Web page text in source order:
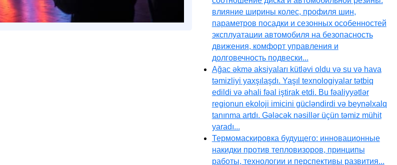
влияние ширины колес, профиля шин,
параметров посадки и сезонных особенностей
эксплуатации автомобиля на безопасность
движения, комфорт управления и
долговечность подвески...
Ağac əkmə aksiyaları kütləvi oldu və su və hava
təmizliyi yaxşılaşdı. Yaşıl texnologiyalar tətbiq
edildi və əhali fəal iştirak etdi. Bu fəaliyyətlər
regionun ekoloji imicini gücləndirdi və beynəlxalq
tanınma artdı. Gələcək nəsillər üçün təmiz mühit
yaradı...
Термомаскировка будущего: инновационные
накидки против тепловизоров, принципы
работы, технологии и перспективы развития...